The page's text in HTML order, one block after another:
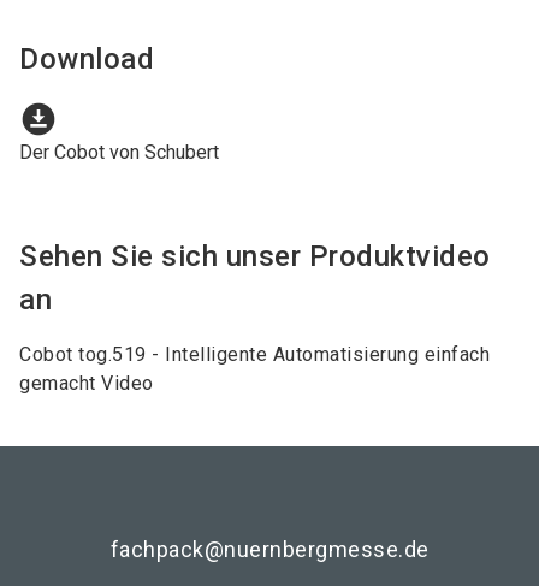
Download
download_for_offline
Der Cobot von Schubert
Sehen Sie sich unser Produktvideo
an
Cobot tog.519 - Intelligente Automatisierung einfach
gemacht Video
fachpack@nuernbergmesse.de